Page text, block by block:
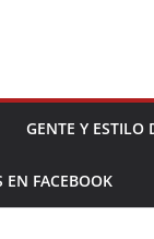
GENTE Y ESTILO
EN FACEBOOK